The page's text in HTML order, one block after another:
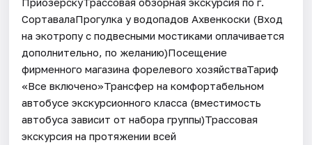
СортавалаПрогулка у водопадов Ахвенкоски (Вход
на экотропу с подвесными мостиками оплачивается
дополнительно, по желанию)Посещение
фирменного магазина форелевого хозяйстваТариф
«Все включено»Трансфер на комфортабельном
автобусе экскурсионного класса (вместимость
автобуса зависит от набора группы)Трассовая
экскурсия на протяжении всей